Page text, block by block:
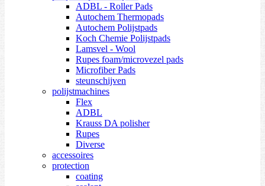
ADBL - Roller Pads
Autochem Thermopads
Autochem Polijstpads
Koch Chemie Polijstpads
Lamsvel - Wool
Rupes foam/microvezel pads
Microfiber Pads
steunschijven
polijstmachines
Flex
ADBL
Krauss DA polisher
Rupes
Diverse
accessoires
protection
coating